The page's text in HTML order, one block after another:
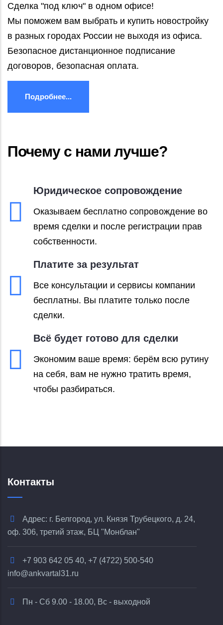
Сделка "под ключ" в одном офисе!
Мы поможем вам выбрать и купить новостройку
в разных городах России не выходя из офиса.
Безопасное дистанционное подписание
договоров, безопасная оплата.
Подробнее...
Почему с нами лучше?
Юридическое сопровождение
Оказываем бесплатно сопровождение во
время сделки и после регистрации прав
собственности.
Платите за результат
Все консультации и сервисы компании
бесплатны. Вы платите только после
сделки.
Всё будет готово для сделки
Экономим ваше время: берём всю рутину
на себя, вам не нужно тратить время,
чтобы разбираться.
Контакты
Адрес: г. Белгород, ул. Князя Трубецкого, д. 24,
оф. 306, третий этаж, БЦ "Монблан"
+7 903 642 05 40, +7 (4722) 500-540
info@ankvartal31.ru
Пн - Сб 9.00 - 18.00, Вс - выходной